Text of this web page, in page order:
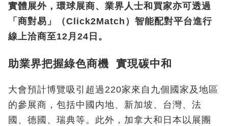
實體展外，環球展商、業界人士和買家亦可透過
「商對易」（Click2Match）智能配對平台進行
線上洽商至12月24日。
助業界把握綠色商機 實現碳中和
大會預計博覽吸引超過220家來自九個國家及地區
的參展商，包括中國内地、新加坡、台灣、法
國、德國、瑞典等。此外，加拿大和日本以展團